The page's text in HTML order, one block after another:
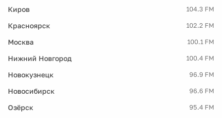
Киров 104.3 FM
Красноярск 102.2 FM
Москва 100.1 FM
Нижний Новгород 100.4 FM
Новокузнецк 96.9 FM
Новосибирск 96.6 FM
Озёрск 95.4 FM